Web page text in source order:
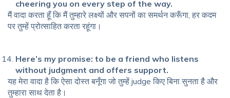
cheering you on every step of the way.
मैं वादा करता हूँ कि मैं तुम्हारे लक्ष्यों और सपनों का समर्थन करूँगा, हर कदम
पर तुम्हें प्रोत्साहित करता रहूंगा।
Here’s my promise: to be a friend who listens
without judgment and offers support.
यह मेरा वादा है कि ऐसा दोस्त बनूँगा जो तुम्हें judge किए बिना सुनता है और
तुम्हारा साथ देता है।